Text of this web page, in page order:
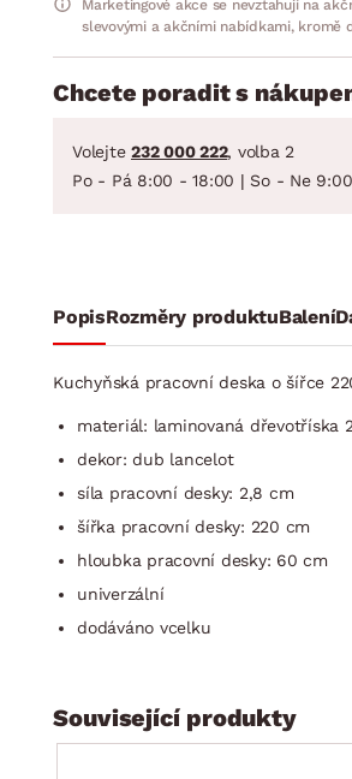
Marketingové akce se nevztahují na
slevovými a akčními nabídkami, kromě
Chcete poradit s
Volejte 232 000 222, volba 2
Po - Pá 8:00 - 18:00 | So - Ne
PopisRozměry produktuBalení
Kuchyňská pracovní deska o šířce
materiál: laminovaná dřevotříska
dekor: dub lancelot
síla pracovní desky: 2,8 cm
šířka pracovní desky: 220 cm
hloubka pracovní desky: 60 cm
univerzální
dodáváno vcelku
Související produkty